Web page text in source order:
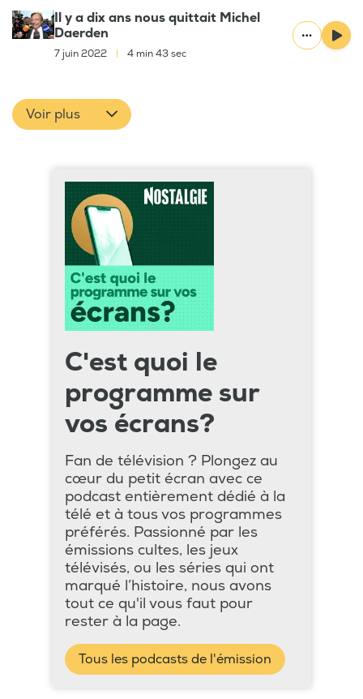
Il y a dix ans nous quittait Michel
Daerden
7 juin 2022 4 min 43 sec
Voir plus
C'est quoi le
programme sur
vos écrans?
Fan de télévision ? Plongez au
cœur du petit écran avec ce
podcast entièrement dédié à la
télé et à tous vos programmes
préférés. Passionné par les
émissions cultes, les jeux
télévisés, ou les séries qui ont
marqué l’histoire, nous avons
tout ce qu'il vous faut pour
rester à la page.
Tous les podcasts de l'émission